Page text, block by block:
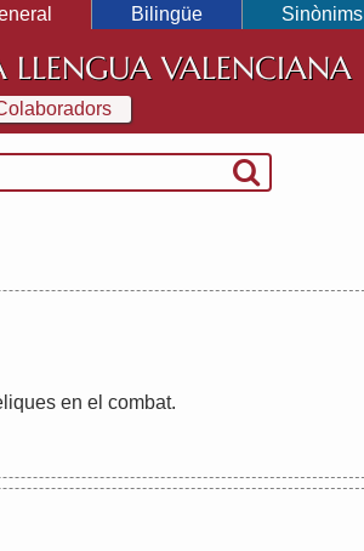
Bilingüe Sinònims
LLENGUA VALENCIANA
en el combat.